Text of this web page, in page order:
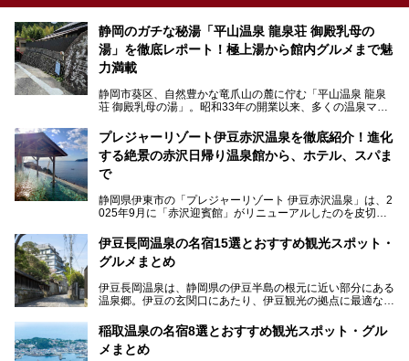
静岡のガチな秘湯「平山温泉 龍泉荘 御殿乳母の
湯」を徹底レポート！極上湯から館内グルメまで魅
力満載
静岡市葵区、自然豊かな竜爪山の麓に佇む「平山温泉 龍泉
荘 御殿乳母の湯」。昭和33年の開業以来、多くの温泉マニ
極上温泉です。お湯はもちろん、実はグルメも揃っているん
です。多くのファンを持つ、その圧倒的なこだわりと魅力を
解説します。
プレジャーリゾート伊豆赤沢温泉を徹底紹介！進化
する絶景の赤沢日帰り温泉館から、ホテル、スパま
で
静岡県伊東市の「プレジャーリゾート 伊豆赤沢温泉」は、2
025年9月に「赤沢迎賓館」がリニューアルしたのを皮切り
館」、「RED 28 HOTEL」がリニューアル。さらにこのあ
とグランピング施設のGRAX EARTH FIELD（グラックスア
ースフィールド）、大型屋内アミューズメント施設のPLEA
予定。
ャー施設など、現在リニューアルオープンしている施設を中
心に、家族連れでも大人だけでも、おひとりさまでも多彩な
楽しみ方ができる「プレジャーリゾート 伊豆赤沢温泉」を
伊豆長岡温泉の名宿15選とおすすめ観光スポット・
グルメまとめ
伊豆長岡温泉は、静岡県の伊豆半島の根元に近い部分にある
温泉郷。伊豆の玄関口にあたり、伊豆観光の拠点に最適な立
ちろん日帰りでも楽しめるのが魅力です。
この記事では、伊豆長岡温泉の歴史や魅力、おすすめの宿を
稲取温泉の名宿8選とおすすめ観光スポット・グル
メまとめ